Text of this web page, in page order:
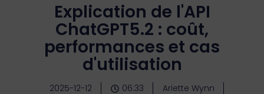
Explication de l'API
ChatGPT5.2 : coût,
performances et cas
d'utilisation
2025-12-12 06:33
Ariette Wynn